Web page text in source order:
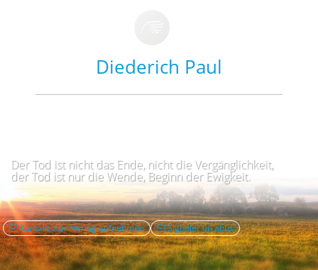
Diederich Paul
Der Tod ist nicht das Ende, nicht die Vergänglichkeit,
der Tod ist nur die Wende, Beginn der Ewigkeit.
Kontakt zum Verlag aufnehmen Signaler un abus